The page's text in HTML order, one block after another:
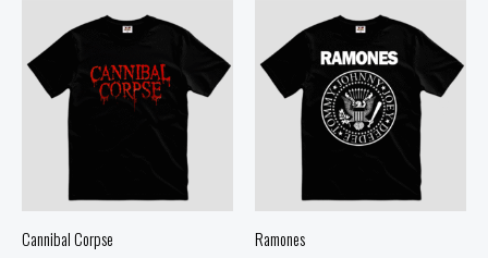
Cannibal Corpse Ramones